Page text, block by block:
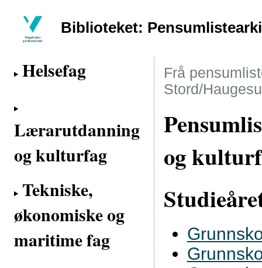
Biblioteket:
Helsefag
Lærarutdanning
og kulturfag
Tekniske,
økonomiske og
maritime fag
Frå
Stord/
og